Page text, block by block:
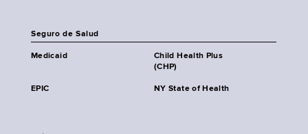
Seguro de Salud
Medicaid
Child Health Plus
(CHP)
EPIC NY State of Health